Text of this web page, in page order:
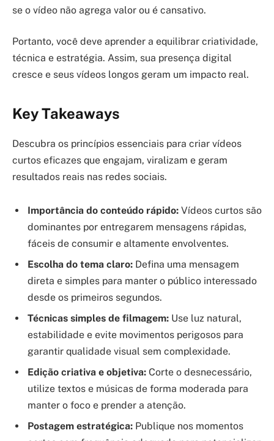
se o vídeo não agrega valor ou é cansativo.
Portanto, você deve aprender a equilibrar criatividade,
técnica e estratégia. Assim, sua presença digital
cresce e seus vídeos longos geram um impacto real.
Key Takeaways
Descubra os princípios essenciais para criar vídeos
curtos eficazes que engajam, viralizam e geram
resultados reais nas redes sociais.
Importância do conteúdo rápido: Vídeos curtos são
dominantes por entregarem mensagens rápidas,
fáceis de consumir e altamente envolventes.
Escolha do tema claro: Defina uma mensagem
direta e simples para manter o público interessado
desde os primeiros segundos.
Técnicas simples de filmagem: Use luz natural,
estabilidade e evite movimentos perigosos para
garantir qualidade visual sem complexidade.
Edição criativa e objetiva: Corte o desnecessário,
utilize textos e músicas de forma moderada para
manter o foco e prender a atenção.
Postagem estratégica: Publique nos momentos